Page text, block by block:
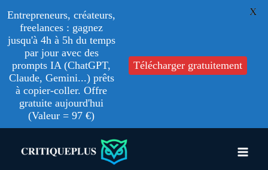
Entrepreneurs, créateurs,
freelances : gagnez
jusqu'à 4h à 5h du temps
par jour avec des
prompts IA (ChatGPT,
Claude, Gemini...) prêts
à copier-coller. Offre
gratuite aujourd'hui
(Valeur = 97 €)
Télécharger gratuitement
X